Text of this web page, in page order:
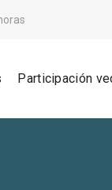
Participación